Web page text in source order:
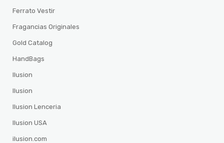
Ferrato Vestir
Fragancias Originales
Gold Catalog
HandBags
Ilusion
Ilusion
Ilusion Lenceria
Ilusion USA
ilusion.com